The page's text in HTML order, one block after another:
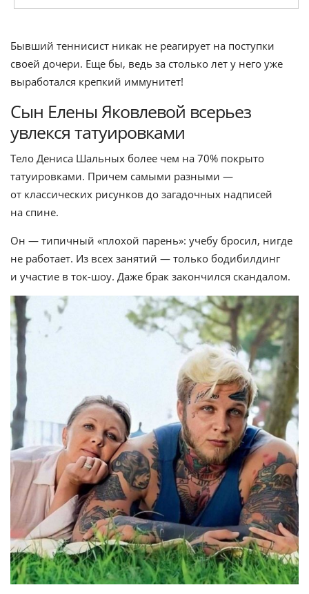
Бывший теннисист никак не реагирует на поступки
своей дочери. Еще бы, ведь за столько лет у него уже
выработался крепкий иммунитет!
Сын Елены Яковлевой всерьез
увлекся татуировками
Тело Дениса Шальных более чем на 70% покрыто
татуировками. Причем самыми разными —
от классических рисунков до загадочных надписей
на спине.
Он — типичный «плохой парень»: учебу бросил, нигде
не работает. Из всех занятий — только бодибилдинг
и участие в ток-шоу. Даже брак закончился скандалом.